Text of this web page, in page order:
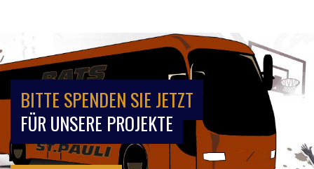
BITTE SPENDEN SIE JETZT
FÜR UNSERE PROJEKTE